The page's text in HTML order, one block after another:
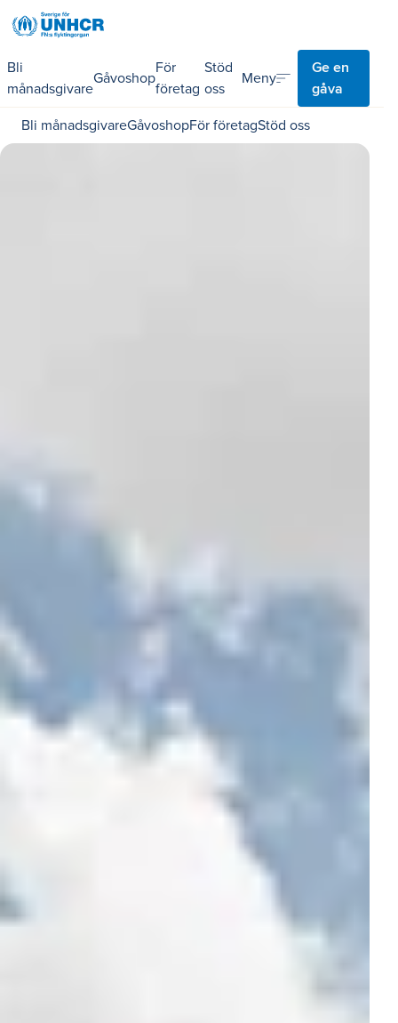
Bli
månadsgivare
Gåvoshop
För
företag
Stöd
oss
Menysort
Ge en
gåva
Bli månadsgivareGåvoshopFör företagStöd oss